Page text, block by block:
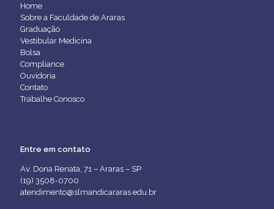
Home
Sobre a Faculdade de Araras
Graduação
Vestibular Medicina
Bolsa
Compliance
Ouvidoria
Contato
Trabalhe Conosco
Entre em contato
Av. Dona Renata, 71 – Araras – SP
(19) 3508-0700
atendimento@slmandicararas.edu.br